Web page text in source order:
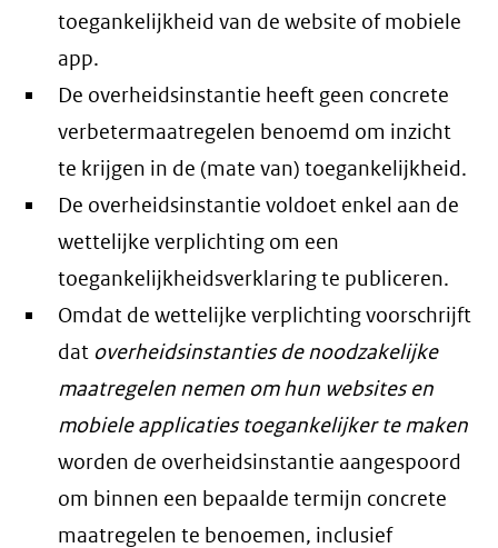
toegankelijkheid van de website of mobiele
app.
De overheidsinstantie heeft geen concrete
verbetermaatregelen benoemd om inzicht
te krijgen in de (mate van) toegankelijkheid.
De overheidsinstantie voldoet enkel aan de
wettelijke verplichting om een
toegankelijkheidsverklaring te publiceren.
Omdat de wettelijke verplichting voorschrijft
dat overheidsinstanties de noodzakelijke
maatregelen nemen om hun websites en
mobiele applicaties toegankelijker te maken
worden de overheidsinstantie aangespoord
om binnen een bepaalde termijn concrete
maatregelen te benoemen, inclusief